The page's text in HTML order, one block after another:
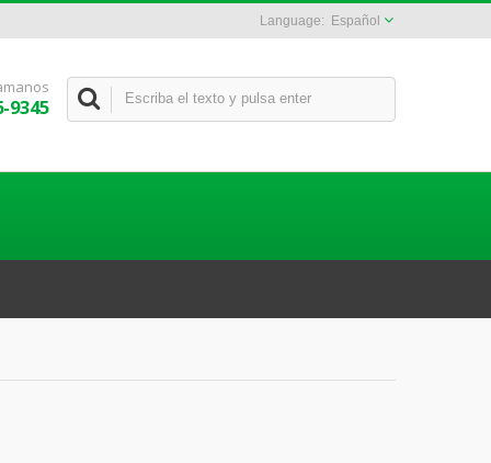
Español
9345